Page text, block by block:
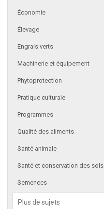
Économie
Élevage
Engrais verts
Machinerie et équipement
Phytoprotection
Pratique culturale
Programmes
Qualité des aliments
Santé animale
Santé et conservation des sols
Semences